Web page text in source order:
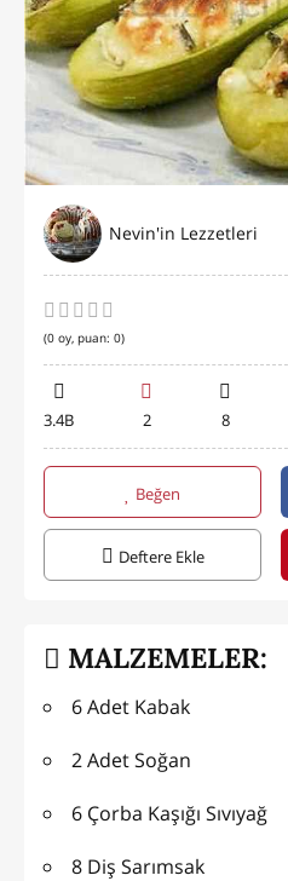
Nevin'in Lezzetleri
(0 oy, puan: 0)
3.4B 2 8
Beğen
Deftere Ekle
MALZEMELER:
6 Adet Kabak
2 Adet Soğan
6 Çorba Kaşığı Sıvıyağ
8 Diş Sarımsak